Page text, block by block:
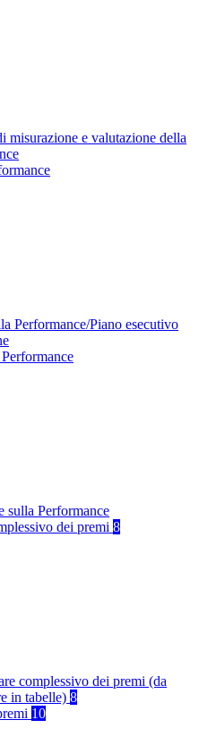
misurazione e valutazione della
Performance/Piano esecutivo
sulla Performance
dei premi 8
complessivo dei premi (da
in tabelle) 8
10